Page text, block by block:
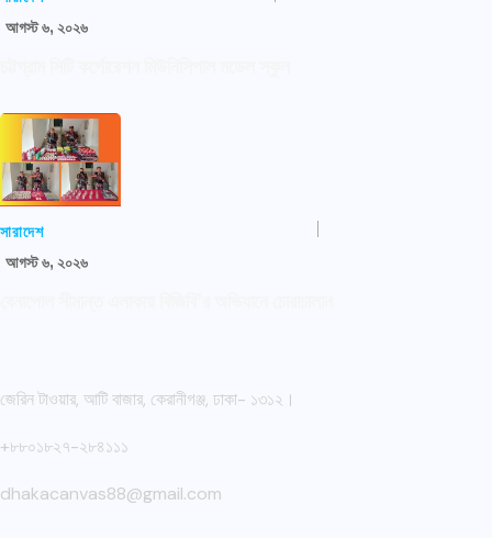
আগস্ট ৬, ২০২৬
সারাদেশ
আগস্ট ৬, ২০২৬
জেরিন টাওয়ার, আটি বাজার, কেরানীগঞ্জ, ঢাকা- ১৩১২।
+৮৮০১৮২৭-২৮৪১১১
dhakacanvas88@gmail.com